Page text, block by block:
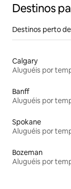
Destinos
Destinos perto
Calgary
Aluguéis por
Banff
Aluguéis por
Spokane
Aluguéis por
Bozeman
Aluguéis por